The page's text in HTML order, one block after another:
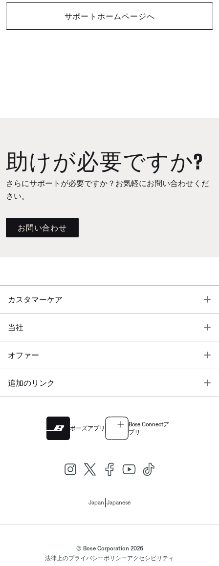
サポートホームページへ
助けが必要ですか?
さらにサポートが必要ですか？お気軽にお問い合わせくだ
さい。
お問い合わせ
カスタマーケア
当社
オファー
追加のリンク
ボーズアプリ
Bose Connectア
プリ
Japan Japanese
© Bose Corporation 2026
法律上のプライバシーポリシーアクセシビリティ